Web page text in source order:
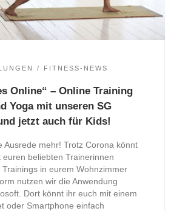
FITNESS-NEWS
Online“ – Online Training
Yoga mit unseren SG
jetzt auch für Kids!
Ausrede mehr! Trotz Corona könnt
euren beliebten Trainerinnen
Trainings in eurem Wohnzimmer
nutzen wir die Anwendung
Dort könnt ihr euch mit einem
oder Smartphone einfach